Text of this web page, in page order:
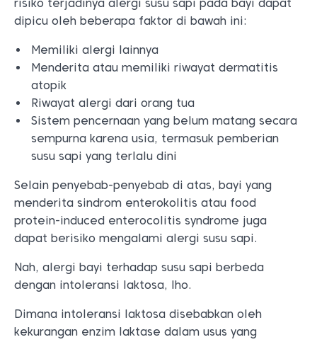
risiko terjadinya alergi susu sapi pada bayi dapat
dipicu oleh beberapa faktor di bawah ini:
Memiliki alergi lainnya
Menderita atau memiliki riwayat dermatitis
atopik
Riwayat alergi dari orang tua
Sistem pencernaan yang belum matang secara
sempurna karena usia, termasuk pemberian
susu sapi yang terlalu dini
Selain penyebab-penyebab di atas, bayi yang
menderita sindrom enterokolitis atau food
protein-induced enterocolitis syndrome juga
dapat berisiko mengalami alergi susu sapi.
Nah, alergi bayi terhadap susu sapi berbeda
dengan intoleransi laktosa, lho.
Dimana intoleransi laktosa disebabkan oleh
kekurangan enzim laktase dalam usus yang